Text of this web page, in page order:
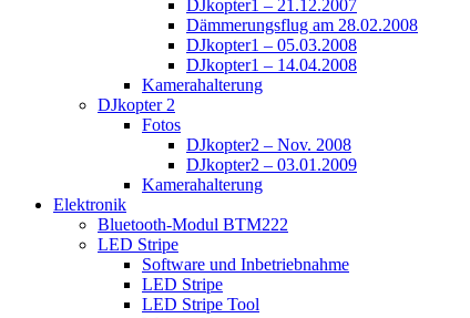
DJkopter1 – 21.12.2007
Dämmerungsflug am 28.02.2008
DJkopter1 – 05.03.2008
DJkopter1 – 14.04.2008
Kamerahalterung
DJkopter 2
Fotos
DJkopter2 – Nov. 2008
DJkopter2 – 03.01.2009
Kamerahalterung
Elektronik
Bluetooth-Modul BTM222
LED Stripe
Software und Inbetriebnahme
LED Stripe
LED Stripe Tool